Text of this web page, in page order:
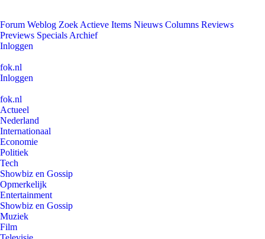
Forum Weblog Zoek Actieve Items Nieuws Columns Reviews
Previews Specials Archief
Inloggen
fok.nl
Inloggen
fok.nl
Actueel
Nederland
Internationaal
Economie
Politiek
Tech
Showbiz en Gossip
Opmerkelijk
Entertainment
Showbiz en Gossip
Muziek
Film